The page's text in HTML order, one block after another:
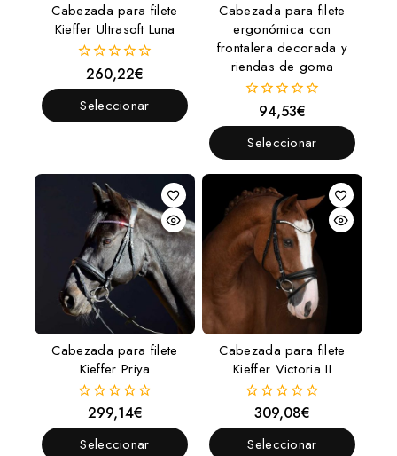
Cabezada para filete
Kieffer Ultrasoft Luna
fuera
de
5
260,22€
Seleccionar
Cabezada para filete
ergonómica con
frontalera decorada y
riendas de goma
fuera
de
5
94,53€
Seleccionar
Cabezada para filete
Kieffer Priya
fuera
de
299,14€
Seleccionar
Cabezada para filete
Kieffer Victoria II
fuera
de
309,08€
Seleccionar